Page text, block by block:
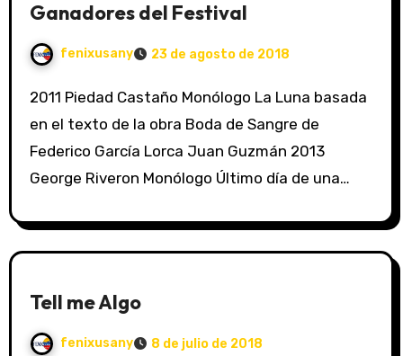
Ganadores del Festival
fenixusany 23 de agosto de 2018
2011 Piedad Castaño Monólogo La Luna basada
en el texto de la obra Boda de Sangre de
Federico García Lorca Juan Guzmán 2013
George Riveron Monólogo Último día de una…
Tell me Algo
fenixusany 8 de julio de 2018